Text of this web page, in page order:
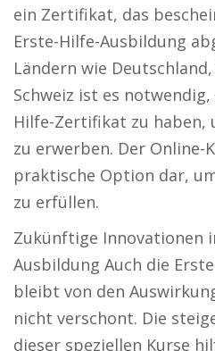
ein Zertifikat, das
Erste-Hilfe-Ausbildung
Ländern wie
Schweiz ist es
Hilfe-Zertifikat zu haben,
zu erwerben. Der
praktische Option dar,
zu erfüllen.
Zukünftige Innovationen
Ausbildung Auch die
bleibt von den
nicht verschont. Die
dieser speziellen Kurse